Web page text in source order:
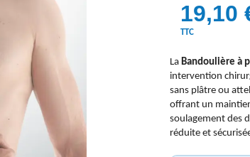
19,10
TTC
La Bandoulière à
intervention
sans plâtre ou
offrant un
soulagement des
réduite et